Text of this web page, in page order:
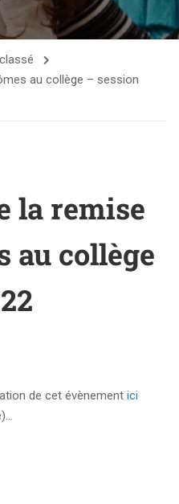
au collège – session
la remise
au collège
de cet évènement ici